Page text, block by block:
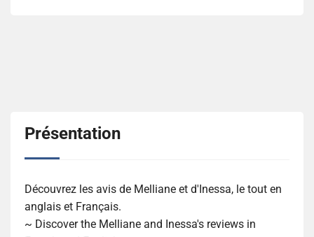
Présentation
Découvrez les avis de Melliane et d'Inessa, le tout en
anglais et Français.
~ Discover the Melliane and Inessa's reviews in